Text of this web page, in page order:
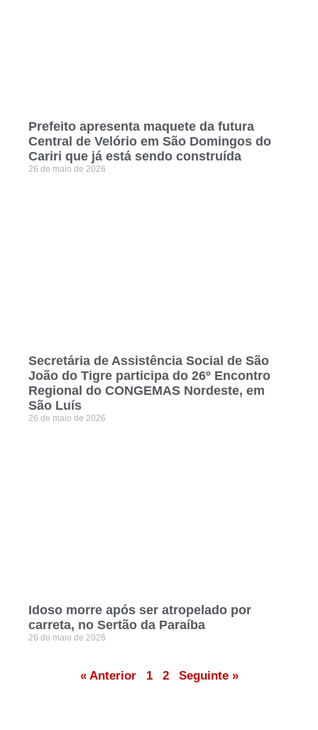
Prefeito apresenta maquete da futura
Central de Velório em São Domingos do
Cariri que já está sendo construída
26 de maio de 2026
Secretária de Assistência Social de São
João do Tigre participa do 26º Encontro
Regional do CONGEMAS Nordeste, em
São Luís
26 de maio de 2026
Idoso morre após ser atropelado por
carreta, no Sertão da Paraíba
26 de maio de 2026
« Anterior 1 2 Seguinte »